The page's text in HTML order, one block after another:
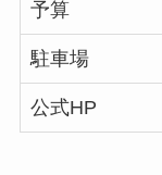
予算
駐車場
公式HP